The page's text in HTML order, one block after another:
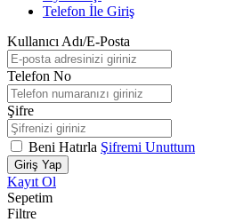
Telefon İle Giriş
Kullanıcı Adı/E-Posta
Telefon No
Şifre
Beni Hatırla Şifremi Unuttum
Giriş Yap
Kayıt Ol
Sepetim
Filtre